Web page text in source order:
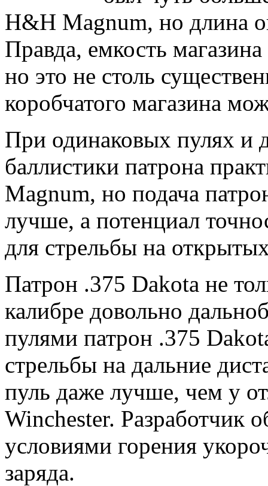
Н&Н Magnum, но длина
Правда, емкость
но это не столь
коробчатого магазина
При одинаковых пулях и
баллистики патрона
Magnum, но подача
лучше, а потенциал
для стрельбы на
Патрон .375 Dakota не
калибре довольно
пулями патрон .375
стрельбы на дальние
пуль даже лучше, чем у
Winchester. Разработчик
условиями горения
заряда.